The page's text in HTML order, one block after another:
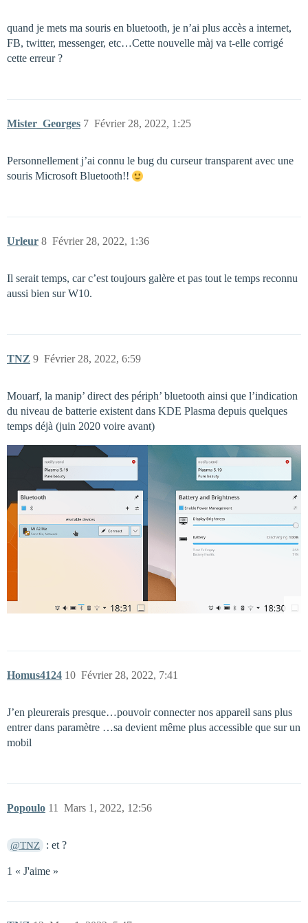
quand je mets ma souris en bluetooth, je n’ai plus accès a internet,
FB, twitter, messenger, etc…Cette nouvelle màj va t-elle corrigé
cette erreur ?
Mister_Georges Février 28, 2022, 1:25
7
Personnellement j’ai connu le bug du curseur transparent avec une
souris Microsoft Bluetooth!!
Urleur Février 28, 2022, 1:36
8
Il serait temps, car c’est toujours galère et pas tout le temps reconnu
aussi bien sur W10.
TNZ Février 28, 2022, 6:59
9
Mouarf, la manip’ direct des périph’ bluetooth ainsi que l’indication
du niveau de batterie existent dans KDE Plasma depuis quelques
temps déjà (juin 2020 voire avant)
Homus4124 Février 28, 2022, 7:41
10
J’en pleurerais presque…pouvoir connecter nos appareil sans plus
entrer dans paramètre …sa devient même plus accessible que sur un
mobil
Popoulo Mars 1, 2022, 12:56
11
@TNZ : et ?
1 « J'aime »